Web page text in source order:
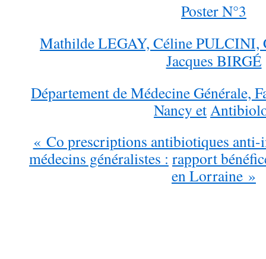
Poster N°3
Mathilde LEGAY, Céline PULCINI,
Jacques BIRGÉ
Département de Médecine Générale,
Nancy et
« Co prescriptions antibiotiques anti-
médecins généralistes : rapport
en Lorraine »